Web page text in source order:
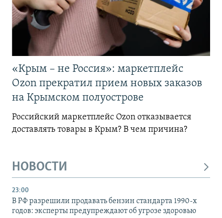
«Крым – не Россия»: маркетплейс
Ozon прекратил прием новых заказов
на Крымском полуострове
Российский маркетплейс Ozon отказывается
доставлять товары в Крым? В чем причина?
НОВОСТИ
23:00
В РФ разрешили продавать бензин стандарта 1990-х
годов: эксперты предупреждают об угрозе здоровью